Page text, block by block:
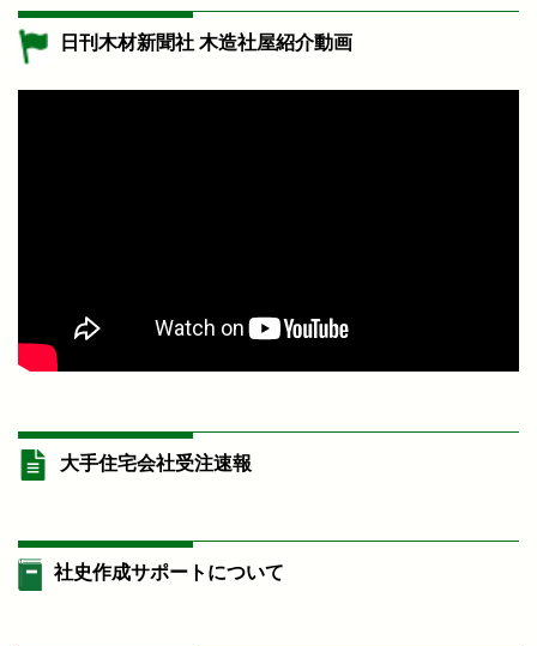
日刊木材新聞社 木造社屋紹介動画
大手住宅会社受注速報
社史作成サポートについて